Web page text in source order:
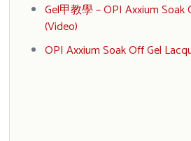
Gel甲教學 – OPI Axxium
(Video)
OPI Axxium Soak Off Gel